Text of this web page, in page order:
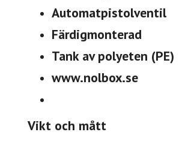
Automatpistolventil
Färdigmonterad
Tank av polyeten (PE)
www.nolbox.se
Vikt och mått